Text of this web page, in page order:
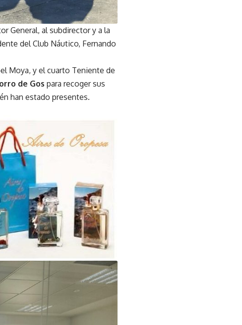
General, al subdirector y a la
del Club Náutico, Fernando
Moya, y el cuarto Teniente de
de Gos para recoger sus
han estado presentes.